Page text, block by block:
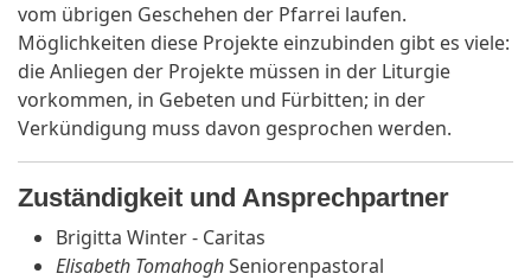
vom übrigen Geschehen der Pfarrei laufen.
Möglichkeiten diese Projekte einzubinden gibt es viele:
die Anliegen der Projekte müssen in der Liturgie
vorkommen, in Gebeten und Fürbitten; in der
Verkündigung muss davon gesprochen werden.
Zuständigkeit und Ansprechpartner
Brigitta Winter - Caritas
Elisabeth TomahoghSeniorenpastoral